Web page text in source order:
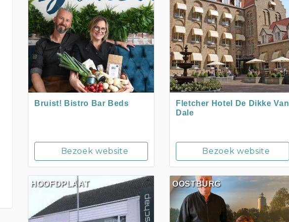
Bruist! Bistro Bar Beds
Bezoek website
Fletcher Hotel De Dikke Van
Dale
Bezoek website
HOOFDPLAAT OOSTBURG